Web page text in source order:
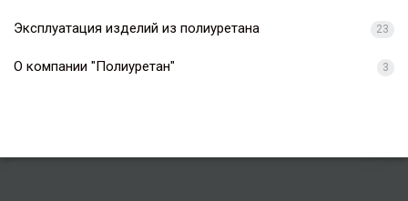
Эксплуатация изделий из полиуретана 23
О компании "Полиуретан" 3